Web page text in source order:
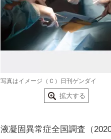
写真はイメージ（Ｃ）日刊ゲンダイ
拡大する
液凝固異常症全国調査（